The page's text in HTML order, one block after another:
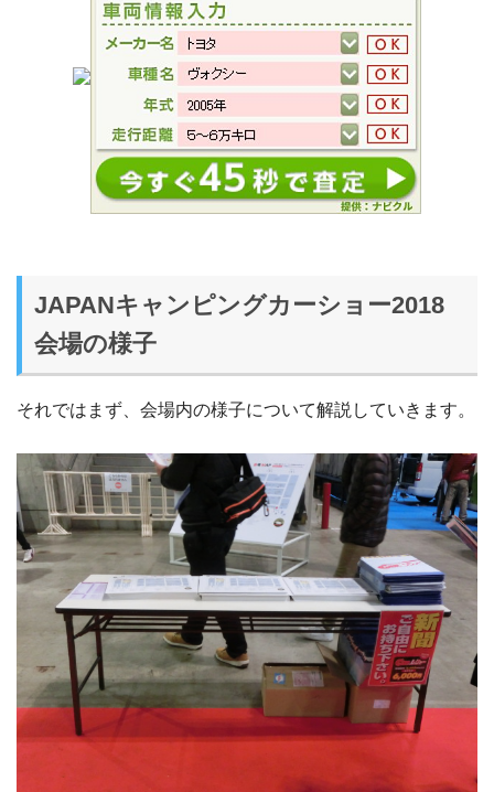
JAPANキャンピングカーショー2018
会場の様子
それではまず、会場内の様子について解説していきます。